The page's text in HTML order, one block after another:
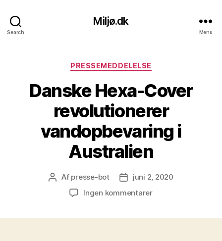
Search
Miljø.dk
Menu
Kategorier
PRESSEMEDDELELSE
Danske Hexa-Cover
revolutionerer
vandopbevaring i
Australien
Indlægsforfatter
Af presse-bot Indlægsdato
juni 2, 2020
Ingen kommentarertil